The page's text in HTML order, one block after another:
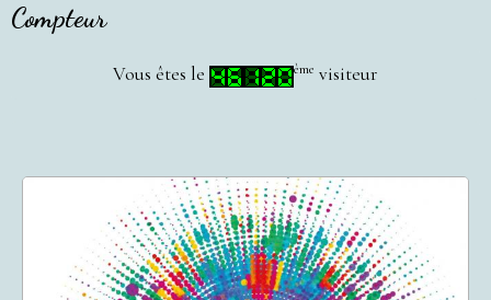
Compteur
Vous êtes le ème visiteur